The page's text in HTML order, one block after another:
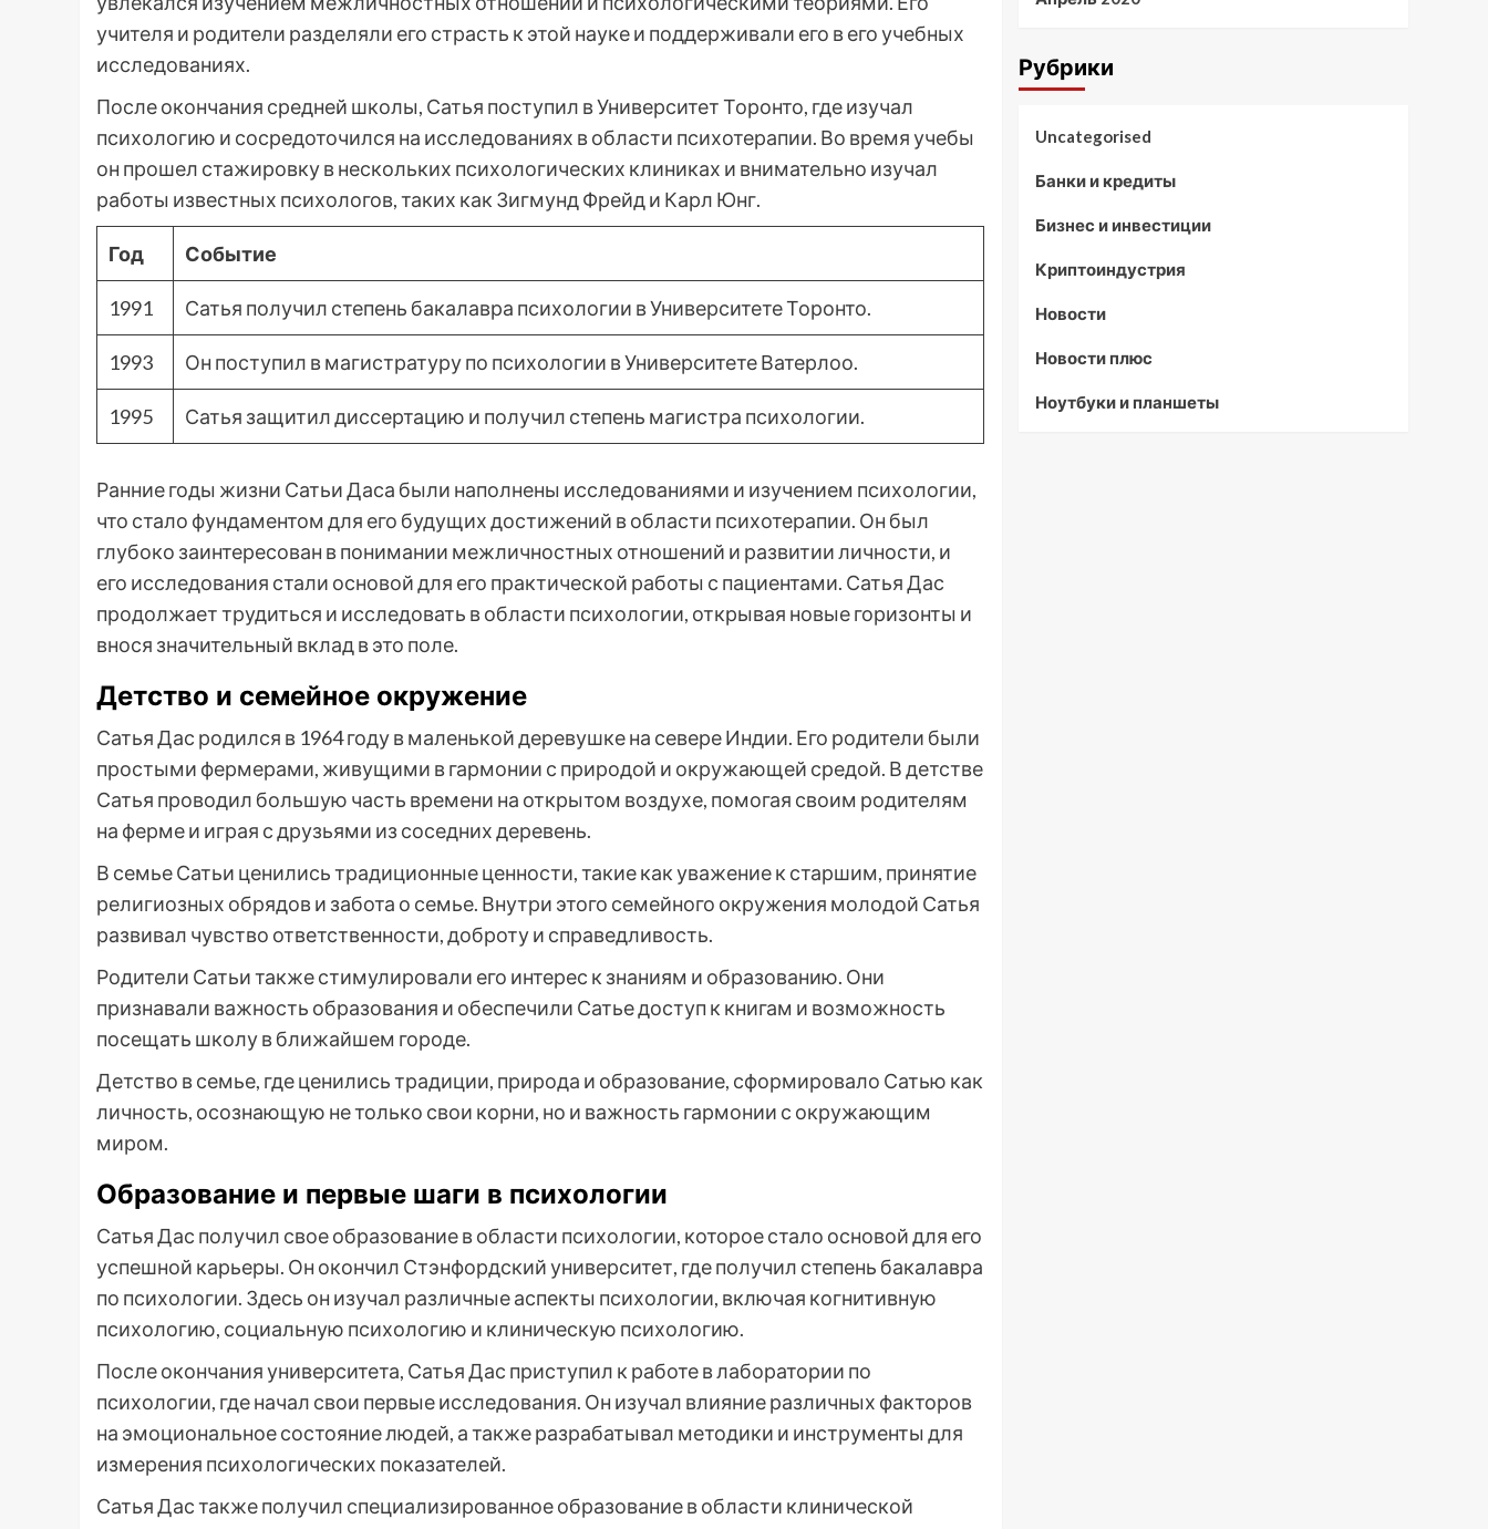
учителя и родители разделяли его страсть к этой науке и поддерживали его в его учебных
исследованиях.
После окончания средней школы, Сатья поступил в Университет Торонто, где изучал
психологию и сосредоточился на исследованиях в области психотерапии. Во время учебы
он прошел стажировку в нескольких психологических клиниках и внимательно изучал
работы известных психологов, таких как Зигмунд Фрейд и Карл Юнг.
Год Событие
1991 Сатья получил степень бакалавра психологии в Университете Торонто.
1993 Он поступил в магистратуру по психологии в Университете Ватерлоо.
1995 Сатья защитил диссертацию и получил степень магистра психологии.
Ранние годы жизни Сатьи Даса были наполнены исследованиями и изучением психологии,
что стало фундаментом для его будущих достижений в области психотерапии. Он был
глубоко заинтересован в понимании межличностных отношений и развитии личности, и
его исследования стали основой для его практической работы с пациентами. Сатья Дас
продолжает трудиться и исследовать в области психологии, открывая новые горизонты и
внося значительный вклад в это поле.
Детство и семейное окружение
Сатья Дас родился в 1964 году в маленькой деревушке на севере Индии. Его родители были
простыми фермерами, живущими в гармонии с природой и окружающей средой. В детстве
Сатья проводил большую часть времени на открытом воздухе, помогая своим родителям
на ферме и играя с друзьями из соседних деревень.
В семье Сатьи ценились традиционные ценности, такие как уважение к старшим, принятие
религиозных обрядов и забота о семье. Внутри этого семейного окружения молодой Сатья
развивал чувство ответственности, доброту и справедливость.
Родители Сатьи также стимулировали его интерес к знаниям и образованию. Они
признавали важность образования и обеспечили Сатье доступ к книгам и возможность
посещать школу в ближайшем городе.
Детство в семье, где ценились традиции, природа и образование, сформировало Сатью как
личность, осознающую не только свои корни, но и важность гармонии с окружающим
миром.
Образование и первые шаги в психологии
Сатья Дас получил свое образование в области психологии, которое стало основой для его
успешной карьеры. Он окончил Стэнфордский университет, где получил степень бакалавра
по психологии. Здесь он изучал различные аспекты психологии, включая когнитивную
психологию, социальную психологию и клиническую психологию.
После окончания университета, Сатья Дас приступил к работе в лаборатории по
психологии, где начал свои первые исследования. Он изучал влияние различных факторов
на эмоциональное состояние людей, а также разрабатывал методики и инструменты для
измерения психологических показателей.
Сатья Дас также получил специализированное образование в области клинической
Рубрики
Uncategorised
Банки и кредиты
Бизнес и инвестиции
Криптоиндустрия
Новости
Новости плюс
Ноутбуки и планшеты